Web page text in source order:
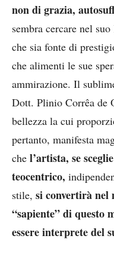
non di grazia,
sembra cercare nel
che sia fonte di
che alimenti le sue
ammirazione. Il
Dott. Plinio Corrêa de
bellezza la cui
pertanto, manifesta
che l’artista, se
teocentrico,
stile, si convertirà nel
“sapiente” di questo
essere interprete del